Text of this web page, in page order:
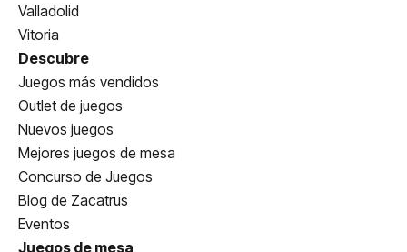
Valladolid
Vitoria
Descubre
Juegos más vendidos
Outlet de juegos
Nuevos juegos
Mejores juegos de mesa
Concurso de Juegos
Blog de Zacatrus
Eventos
Juegos de mesa